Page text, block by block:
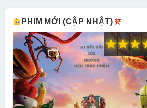
PHIM MỚI (CẬP NHẬT)
★
★
★